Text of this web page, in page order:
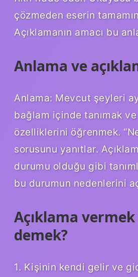
çözmeden eserin
Açıklamanın amacı bu
Anlama ve
Anlama: Mevcut şeyleri
bağlam içinde tanımak ve
özelliklerini öğrenmek.
sorusunu yanıtlar.
durumu olduğu gibi
bu durumun nedenlerini
Açıklama
demek?
1. Kişinin kendi gelir ve